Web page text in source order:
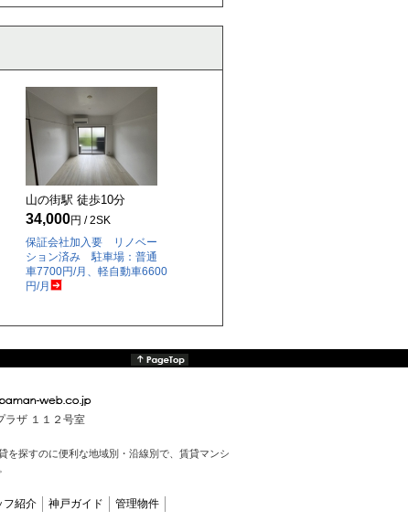
山の街駅 徒歩10分
34,000円 / 2SK
保証会社加入要 リノベー
ション済み 駐車場：普通
車7700円/月、軽自動車6600
円/月
ザ １１２号室
を探すのに便利な地域別・沿線別で、賃貸マンシ
フ紹介 神戸ガイド
管理物件